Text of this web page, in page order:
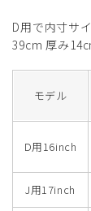
D用で内寸サ
39cm 厚み
モデル
D用16inch
J用17inch